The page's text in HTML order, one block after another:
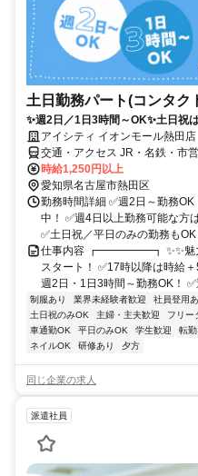
土日勤務パート(コンタク
✨週2日／1日3時間～OK✨土日祝
アイシティ イオンモール熱田店
交通・アクセス JR・名鉄・市
時給1,250円以上
愛知県名古屋市熱田区
勤務時間詳細 ✅週2日～勤務
中！ ✅週4日以上勤務可能な方
✅土日祝／平日のみの勤務も
仕事内容 ┏━━━━━┓ ✨✨魅
スタート！ ✅17時以降は時給
週2日・1日3時間～勤務OK！
制服あり 業界未経験者歓迎 社員登用
土日祝のみOK
主婦・主夫歓迎 フリー
車通勤OK
平日のみOK 学生歓迎 転勤
ネイルOK
研修あり 夕方
同じ企業の求人
派遣社員